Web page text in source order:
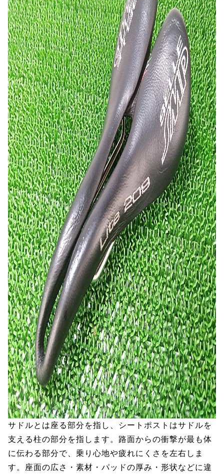
サドルとは座る部分を指し、シートポストはサドルを
支える柱の部分を指します。路面からの衝撃が最も体
に伝わる部分で、乗り心地や疲れにくさを左右しま
す。座面の広さ・素材・パッドの厚み・形状などに違